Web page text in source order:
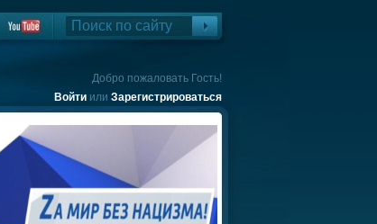
Добро пожаловать Гость!
Войти или Зарегистрироваться